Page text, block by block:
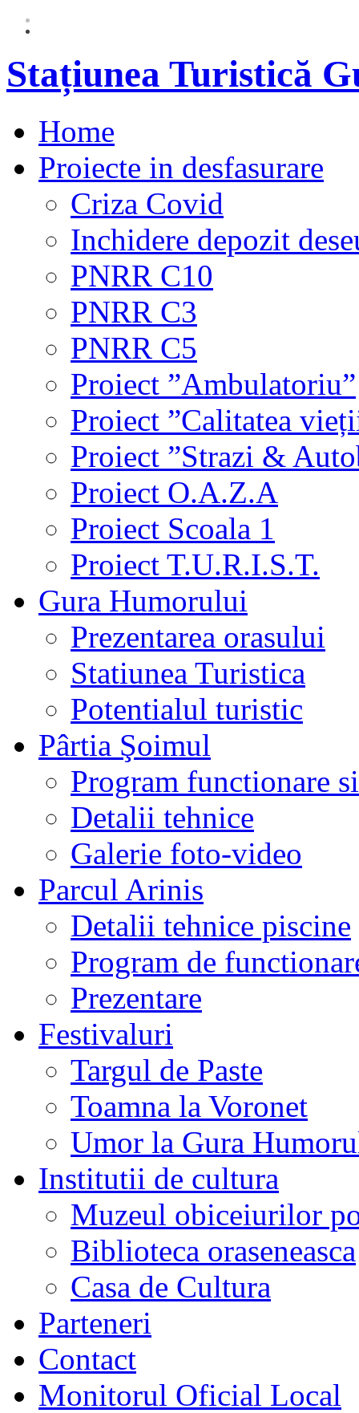
Stațiunea Turistică
Home
Proiecte in desfasurare
Criza Covid
Inchidere depozit
PNRR C10
PNRR C3
PNRR C5
Proiect ”Ambulatoriu”
Proiect ”Calitatea
Proiect ”Strazi &
Proiect O.A.Z.A
Proiect Scoala 1
Proiect T.U.R.I.S.T.
Gura Humorului
Prezentarea orasului
Statiunea Turistica
Potentialul turistic
Pârtia Şoimul
Program functionare
Detalii tehnice
Galerie foto-video
Parcul Arinis
Detalii tehnice piscine
Program de
Prezentare
Festivaluri
Targul de Paste
Toamna la Voronet
Umor la Gura
Institutii de cultura
Muzeul obiceiurilor
Biblioteca oraseneasca
Casa de Cultura
Parteneri
Contact
Monitorul Oficial Local